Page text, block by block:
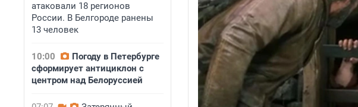
атаковали 18 регионов
России. В Белгороде ранены
13 человек
10:00
Погоду в Петербурге
сформирует антициклон с
центром над Белоруссией